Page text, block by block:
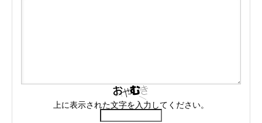
上に表示された文字を入力してください。